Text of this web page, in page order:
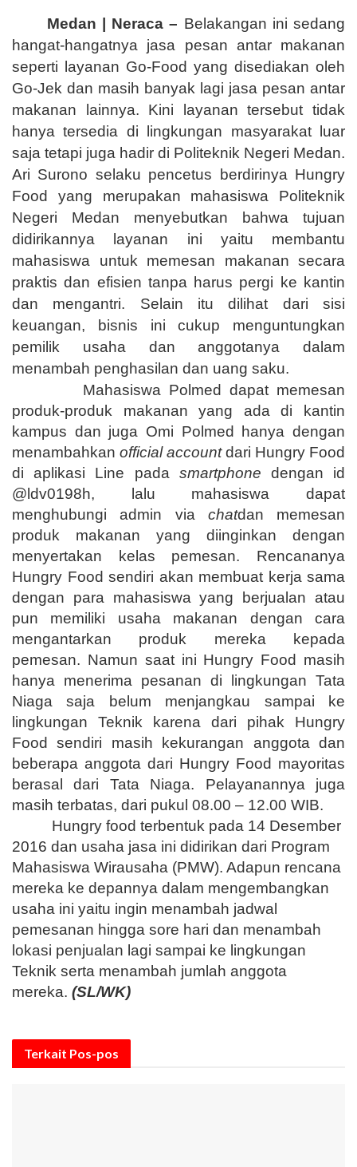
Medan | Neraca – Belakangan ini sedang
hangat-hangatnya jasa pesan antar makanan
seperti layanan Go-Food yang disediakan oleh
Go-Jek dan masih banyak lagi jasa pesan antar
makanan lainnya. Kini layanan tersebut tidak
hanya tersedia di lingkungan masyarakat luar
saja tetapi juga hadir di Politeknik Negeri Medan.
Ari Surono selaku pencetus berdirinya Hungry
Food yang merupakan mahasiswa Politeknik
Negeri Medan menyebutkan bahwa tujuan
didirikannya layanan ini yaitu membantu
mahasiswa untuk memesan makanan secara
praktis dan efisien tanpa harus pergi ke kantin
dan mengantri. Selain itu dilihat dari sisi
keuangan, bisnis ini cukup menguntungkan
pemilik usaha dan anggotanya dalam
menambah penghasilan dan uang saku.
Mahasiswa Polmed dapat memesan
produk-produk makanan yang ada di kantin
kampus dan juga Omi Polmed hanya dengan
menambahkan official accountdari Hungry Food
di aplikasi Line pada smartphone dengan id
@ldv0198h,
lalu mahasiswa dapat
menghubungi admin via chatdan memesan
produk makanan yang diinginkan dengan
menyertakan kelas pemesan. Rencananya
Hungry Food sendiri akan membuat kerja sama
dengan para mahasiswa yang berjualan atau
pun memiliki usaha makanan dengan cara
mengantarkan produk mereka kepada
pemesan. Namun saat ini Hungry Food masih
hanya menerima pesanan di lingkungan Tata
Niaga saja belum menjangkau sampai ke
lingkungan Teknik karena dari pihak Hungry
Food sendiri masih kekurangan anggota dan
beberapa anggota dari Hungry Food mayoritas
berasal dari Tata Niaga. Pelayanannya juga
masih terbatas, dari pukul 08.00 – 12.00 WIB.
Hungry food terbentuk pada 14 Desember
2016 dan usaha jasa ini didirikan dari Program
Mahasiswa Wirausaha (PMW). Adapun rencana
mereka ke depannya dalam mengembangkan
usaha ini yaitu ingin menambah jadwal
pemesanan hingga sore hari dan menambah
lokasi penjualan lagi sampai ke lingkungan
Teknik serta menambah jumlah anggota
mereka. (SL/WK)
Terkait Pos-pos